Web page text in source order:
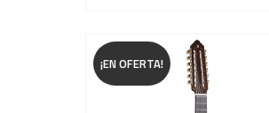
¡EN OFERTA!